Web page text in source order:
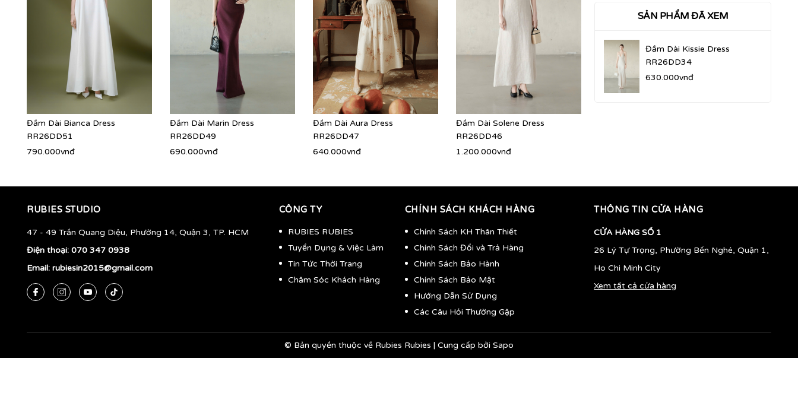
Đầm Dài Bianca Dress
RR26DD51
790.000vnđ
Đầm Dài Marin Dress
RR26DD49
690.000vnđ
Đầm Dài Aura Dress
RR26DD47
640.000vnđ
Đầm Dài Solene Dress
RR26DD46
1.200.000vnđ
SẢN PHẨM ĐÃ XEM
Đầm Dài Kissie Dress
RR26DD34
630.000vnđ
RUBIES STUDIO
47 - 49 Trần Quang Diệu, Phường 14, Quận 3, TP. HCM
Điện thoại: 070 347 0938
Email: rubiesin2015@gmail.com
CÔNG TY
RUBIES RUBIES
Tuyển Dụng & Việc Làm
Tin Tức Thời Trang
Chăm Sóc Khách Hàng
CHÍNH SÁCH KHÁCH HÀNG
Chính Sách KH Thân Thiết
Chính Sách Đổi và Trả Hàng
Chính Sách Bảo Hành
Chính Sách Bảo Mật
Hướng Dẫn Sử Dụng
Các Câu Hỏi Thường Gặp
THÔNG TIN CỬA HÀNG
CỬA HÀNG SỐ 1
26 Lý Tự Trọng, Phường Bến Nghé, Quận 1,
Ho Chi Minh City
Xem tất cả cửa hàng
© Bản quyền thuộc về Rubies Rubies | Cung cấp bởi Sapo